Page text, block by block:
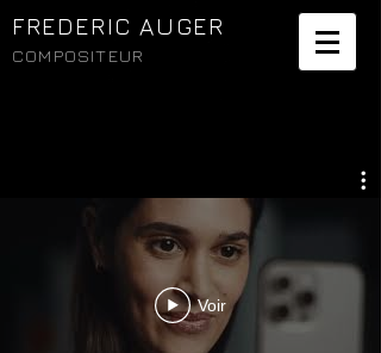
FREDERIC AUGER
COMPOSITEUR
Voir